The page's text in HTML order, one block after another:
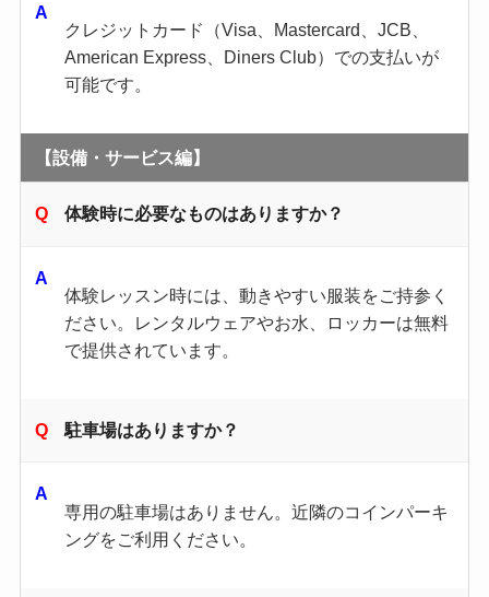
クレジットカード（Visa、Mastercard、JCB、
American Express、Diners Club）での支払いが
可能です。
【設備・サービス編】
体験時に必要なものはありますか？
体験レッスン時には、動きやすい服装をご持参く
ださい。レンタルウェアやお水、ロッカーは無料
で提供されています。
駐車場はありますか？
専用の駐車場はありません。近隣のコインパーキ
ングをご利用ください。